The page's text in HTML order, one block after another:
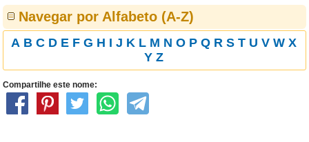
Navegar por Alfabeto (A-Z)
A B C D E F G H I J K L M N O P Q R S T U V W X
Y Z
Compartilhe este nome: